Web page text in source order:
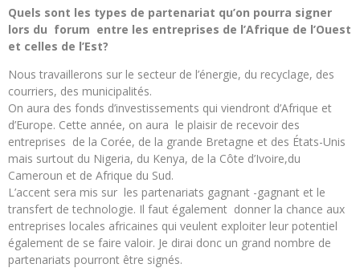
Quels sont les types de partenariat qu’on pourra signer
lors du forum entre les entreprises de l’Afrique de l’Ouest
et celles de l’Est?
Nous travaillerons sur le secteur de l’énergie, du recyclage, des
courriers, des municipalités.
On aura des fonds d’investissements qui viendront d’Afrique et
d’Europe. Cette année, on aura le plaisir de recevoir des
entreprises de la Corée, de la grande Bretagne et des États-Unis
mais surtout du Nigeria, du Kenya, de la Côte d’Ivoire,du
Cameroun et de Afrique du Sud.
L’accent sera mis sur les partenariats gagnant -gagnant et le
transfert de technologie. Il faut également donner la chance aux
entreprises locales africaines qui veulent exploiter leur potentiel
également de se faire valoir. Je dirai donc un grand nombre de
partenariats pourront être signés.